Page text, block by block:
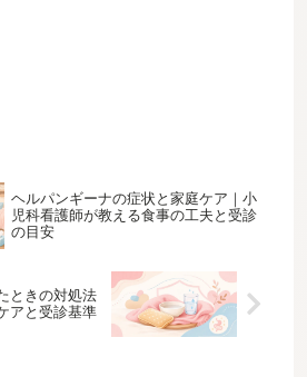
ヘルパンギーナの症状と家庭ケア｜小
児科看護師が教える食事の工夫と受診
の目安
ときの対処法
アと受診基準